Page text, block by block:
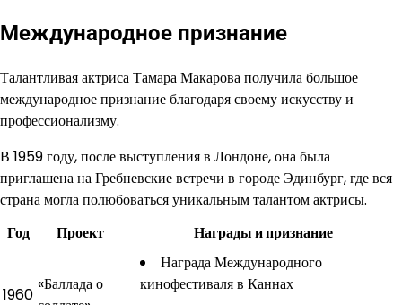
Международное признание
Талантливая актриса Тамара Макарова получила большое
международное признание благодаря своему искусству и
профессионализму.
В 1959 году, после выступления в Лондоне, она была
приглашена на Гребневские встречи в городе Эдинбург, где вся
страна могла полюбоваться уникальным талантом актрисы.
Год
Проект Награды и признание
1960
«Баллада о
Награда Международного
кинофестиваля в Каннах